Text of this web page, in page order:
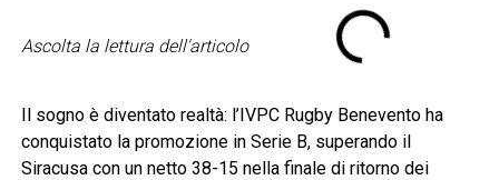
Ascolta la lettura dell'articolo
Il sogno è diventato realtà: l’IVPC Rugby Benevento ha
conquistato la promozione in Serie B, superando il
Siracusa con un netto 38-15 nella finale di ritorno dei